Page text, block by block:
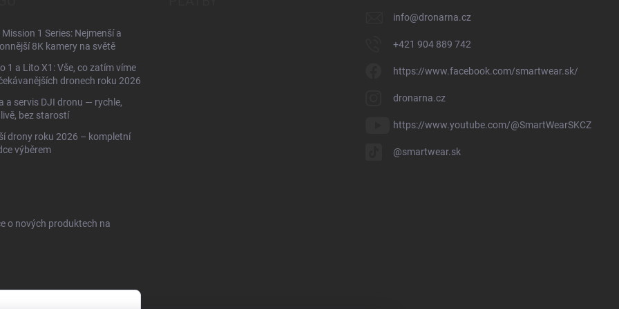
1 Series: Nejmenší a
8K kamery na světě
1 a Lito X1: Vše, co zatím víme
dronech roku 2026
a servis DJI dronu — rychle,
bez starostí
drony roku 2026 – kompletní
výběrem
info@dronarna.cz
+421 904 889 742
https://www.facebook.com/smartwear.sk/
dronarna.cz
https://www.youtube.com/@SmartWearSKCZ
@smartwear.sk
o nových produktech na